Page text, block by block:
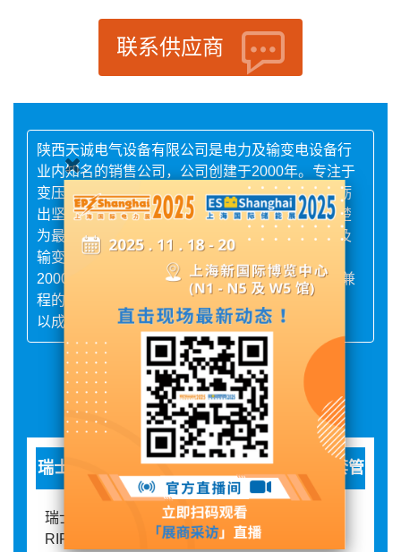
联系供应商
陕西天诚电气设备有限公司是电力及输变电设备行
业内知名的销售公司，公司创建于2000年。专注于
变压器进口组件二十余载，风雨兼程的道路上磨砺
出坚韧的品质和自强不息的信念，以成为行业翘楚
为最终目标。陕西天诚电气设备有限公司是电力及
输变电设备行业内知名的销售公司，公司创建于
2000年。专注于变压器进口组件二十余载，风雨兼
程的道路上磨砺出坚韧的品质和自强不息的信念，
以成为行业翘楚为最终目标。
展品详情
瑞士Moser Glaser（MGC）RIP/RIS干式套管
瑞士Moser Glaser（MGC）主要展出产品有
RIP/RIS干式套管、母线等，MGC致力于环氧树